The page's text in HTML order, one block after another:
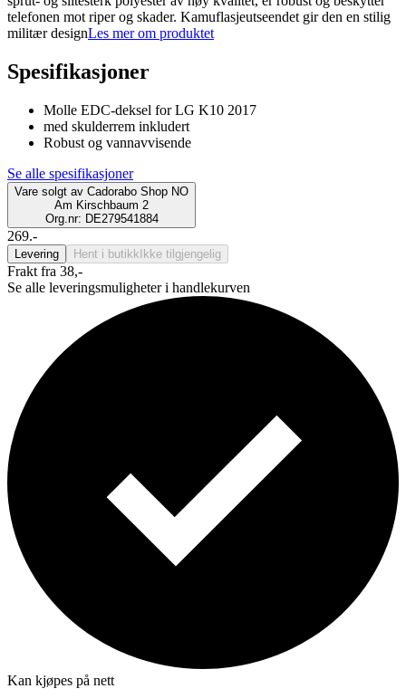
telefonen mot riper og skader. Kamuflasjeutseendet gir den en stilig
militær designLes mer om produktet
Spesifikasjoner
Molle EDC-deksel for LG K10 2017
med skulderrem inkludert
Robust og vannavvisende
Se alle spesifikasjoner
Vare solgt av Cadorabo Shop NO
Am Kirschbaum 2
Org.nr: DE279541884
269.-
Levering Hent i butikk Ikke tilgjengelig
Frakt fra 38,-
Se alle leveringsmuligheter i handlekurven
Kan kjøpes på nett